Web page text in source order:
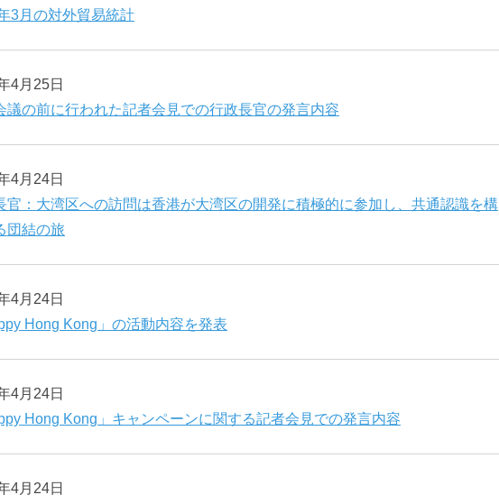
3月の対外貿易統計
4月25日
議の前に行われた記者会見での行政長官の発言内容
4月24日
官：大湾区への訪問は香港が大湾区の開発に積極的に参加し、共通認識を構
団結の旅
4月24日
Hong Kong」の活動内容を発表
4月24日
Hong Kong」キャンペーンに関する記者会見での発言内容
4月24日